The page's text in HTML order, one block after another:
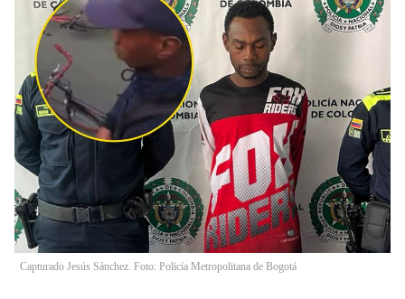
Capturado Jesús Sánchez. Foto: Policía Metropolitana de Bogotá